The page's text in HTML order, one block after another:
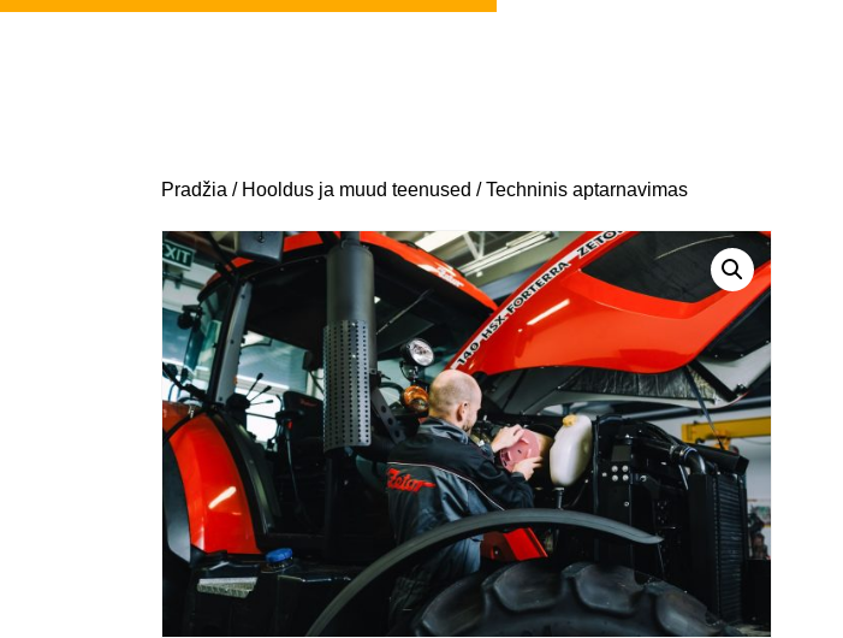
Pradžia / Hooldus ja muud teenused / Techninis aptarnavimas